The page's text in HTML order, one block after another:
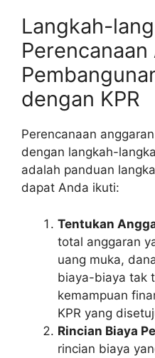
Langkah-
dengan KPR
Perencanaan
dengan langkah-
adalah panduan
dapat Anda ikuti:
Tentukan
total anggaran
uang muka,
biaya-biaya tak
kemampuan
KPR yang
Rincian Biaya
rincian biaya